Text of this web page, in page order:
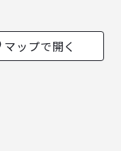
マップで開く